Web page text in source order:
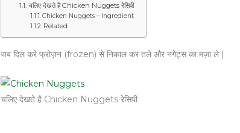
चलिए देखते है Chicken Nuggets रेसिपी
Chicken Nuggets – Ingredient
Related
जब दिल करे फ्रोज़न (frozen) से निकाल कर तले और नगेट्स का मज़ा ले |
चलिए देखते है Chicken Nuggets रेसिपी